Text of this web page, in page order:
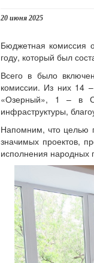
20 июня 2025
Бюджетная комиссия
году, который был
Всего в было
комиссии. Из них 14
«Озерный», 1 – в
инфраструктуры,
Напомним, что целью
значимых проектов,
исполнения народных